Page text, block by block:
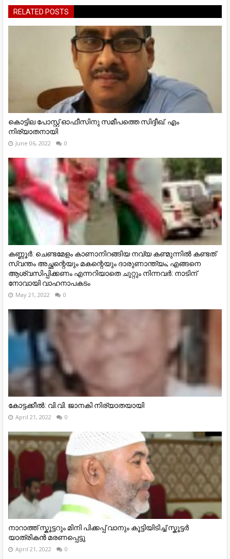
RELATED POSTS
കൊട്ടില പോസ്റ്റ് ഓഫീസിനു സമീപത്തെ സിദ്ദീഖ്. എം
നിര്യാതനായി
June 06, 2022 0
കണ്ണൂര്‍: ചെണ്ടമേളം കാണാനിറങ്ങിയ നവ്യ കണ്മുന്നിൽ കണ്ടത്
സ്വന്തം അച്ഛന്റെയും മകന്റെയും ദാരുണാന്ത്യം; എങ്ങനെ
ആശ്വസിപ്പിക്കണം എന്നറിയാതെ ചുറ്റും നിന്നവർ: നാടിന്
നോവായി വാഹനാപകടം
May 21, 2022 0
കോട്ടക്കീൽ: വി.വി. ജാനകി നിര്യാതയായി
April 21, 2022 0
നാറാത്ത് സ്കൂട്ടറും മിനി പിക്കപ്പ് വാനും കൂട്ടിയിടിച്ച് സ്കൂട്ടർ
യാത്രികൻ മരണപ്പെട്ടു
April 21, 2022 0